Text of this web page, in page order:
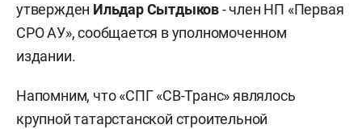
утвержден Ильдар Сытдыков- член НП «Первая
СРО АУ», сообщается в уполномоченном
издании.
Напомним, что «СПГ «СВ-Транс» являлось
крупной татарстанской строительной